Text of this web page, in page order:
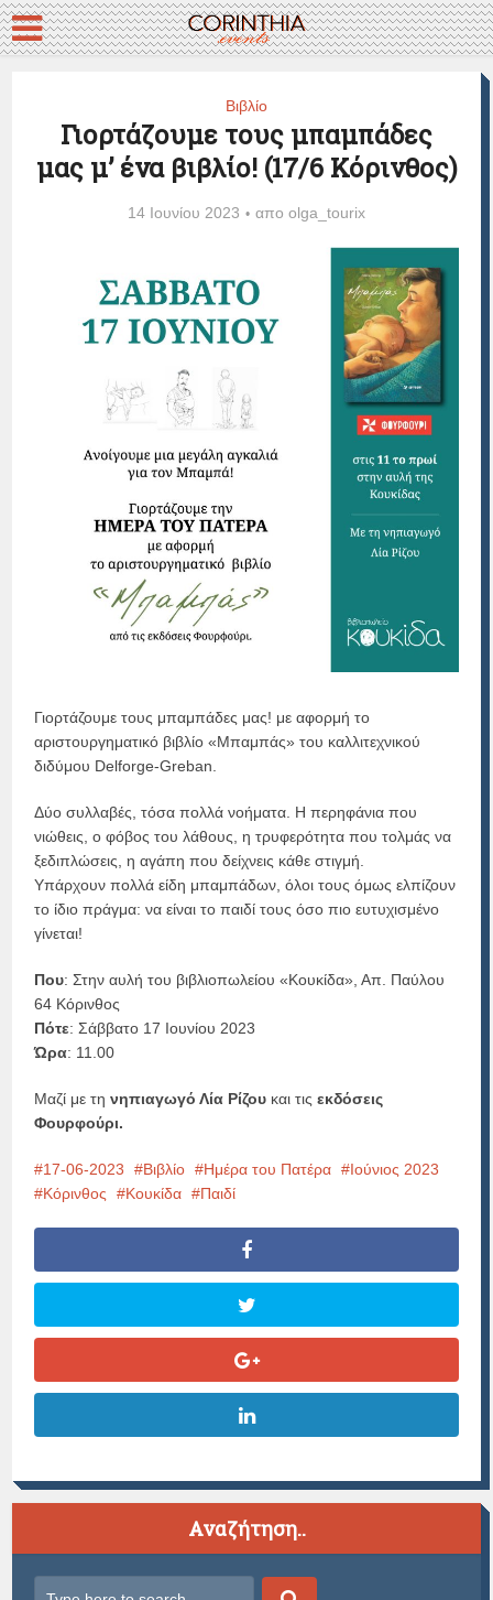
Βιβλίο
Γιορτάζουμε τους μπαμπάδες
μας μ’ ένα βιβλίο! (17/6 Κόρινθος)
14 Ιουνίου 2023 απο olga_tourix
Γιορτάζουμε τους μπαμπάδες μας! με αφορμή το
αριστουργηματικό βιβλίο «Μπαμπάς» του καλλιτεχνικού
διδύμου Delforge-Greban.
Δύο συλλαβές, τόσα πολλά νοήματα. Η περηφάνια που
νιώθεις, ο φόβος του λάθους, η τρυφερότητα που τολμάς να
ξεδιπλώσεις, η αγάπη που δείχνεις κάθε στιγμή.
Υπάρχουν πολλά είδη μπαμπάδων, όλοι τους όμως ελπίζουν
το ίδιο πράγμα: να είναι το παιδί τους όσο πιο ευτυχισμένο
γίνεται!
Που: Στην αυλή του βιβλιοπωλείου «Κουκίδα», Απ. Παύλου
64 Κόρινθος
Πότε: Σάββατο 17 Ιουνίου 2023
Ώρα: 11.00
Μαζί με τη νηπιαγωγό Λία Ρίζου και τις εκδόσεις
Φουρφούρι.
17-06-2023 Βιβλίο Ημέρα του Πατέρα
Ιούνιος 2023
Κόρινθος
Κουκίδα Παιδί
Αναζήτηση..